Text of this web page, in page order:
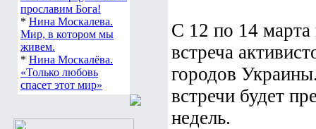
прославим Бога!
* Нина Москалева.
Мир, в котором мы
живем.
* Нина Москалёва.
«Только любовь
спасет этот мир»
С 12 по 14 марта
встреча
городов
встречи будет
недель.